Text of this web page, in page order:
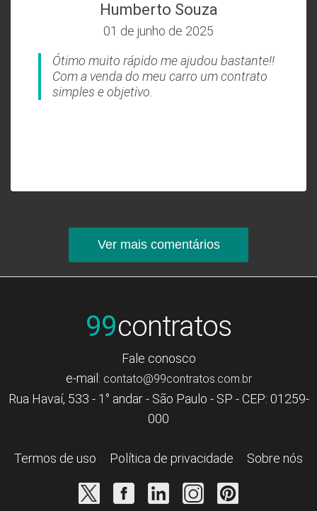
Humberto Souza
01 de junho de 2025
Ótimo muito rápido me ajudou bastante!!
Com a venda do meu carro um contrato
simples e objetivo.
Ver mais comentários
99contratos
Fale conosco
e-mail: contato@99contratos.com.br
Rua Havaí, 533 - 1° andar - São Paulo - SP - CEP: 01259-
000
Termos de uso Política de privacidade Sobre nós